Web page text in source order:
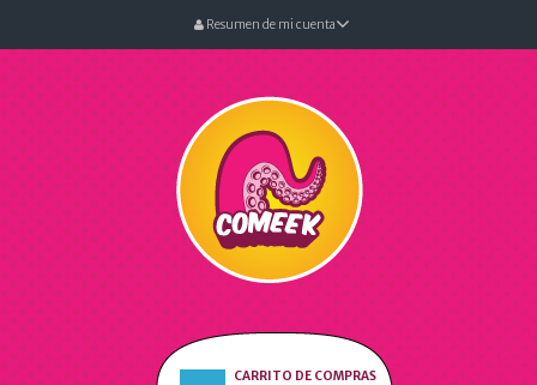
Resumen de mi cuenta
CARRITO DE COMPRAS